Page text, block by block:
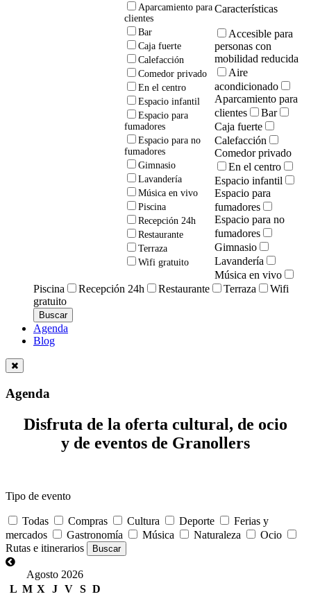
Aparcamiento para
clientes
Bar
Caja fuerte
Calefacción
Comedor privado
En el centro
Espacio infantil
Espacio para
fumadores
Espacio para no
fumadores
Gimnasio
Lavandería
Música en vivo
Piscina
Recepción 24h
Restaurante
Terraza
Wifi gratuito
Características
Accesible para
personas con
mobilidad reducida
Aire
acondicionado
Aparcamiento para
clientes
Bar
Caja fuerte
Calefacción
Comedor privado
En el centro
Espacio infantil
Espacio para
fumadores
Espacio para no
fumadores
Gimnasio
Lavandería
Música en vivo
Piscina
Recepción 24h Restaurante Terraza
Wifi
gratuito
Agenda
Blog
Agenda
Disfruta de la oferta cultural, de ocio
y de eventos de Granollers
Tipo de evento
Todas Compras Cultura Deporte
Ferias y
mercados
Gastronomía Música Naturaleza
Ocio
Rutas e itinerarios
Agosto 2026
L M X J V S D